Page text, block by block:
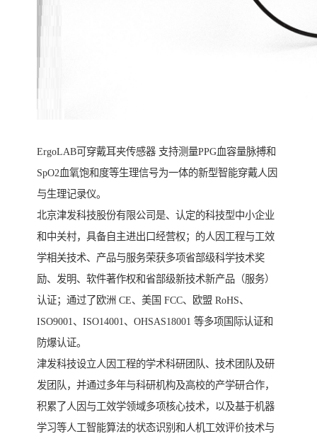
ErgoLAB可穿戴耳夹传感器 支持测量PPG血容量脉搏和
SpO2血氧饱和度等生理信号为一体的新型智能穿戴人因
与生理记录仪。
北京津发科技股份有限公司是、认定的科技型中小企业
和中关村，具备自主进出口经营权；的人因工程与工效
学相关技术、产品与服务荣获多项省部级科学技术奖
励、发明、软件著作权和省部级新技术新产品（服务）
认证；通过了欧洲 CE、美国 FCC、欧盟 RoHS、
ISO9001、ISO14001、OHSAS18001 等多项国际认证和
防爆认证。
津发科技设立人因工程的学术科研团队、技术团队及研
发团队，并通过多年与科研机构及高校的产学研合作，
积累了人因与工效学领域多项核心技术，以及基于机器
学习等人工智能算法的状态识别和人机工效评价技术与